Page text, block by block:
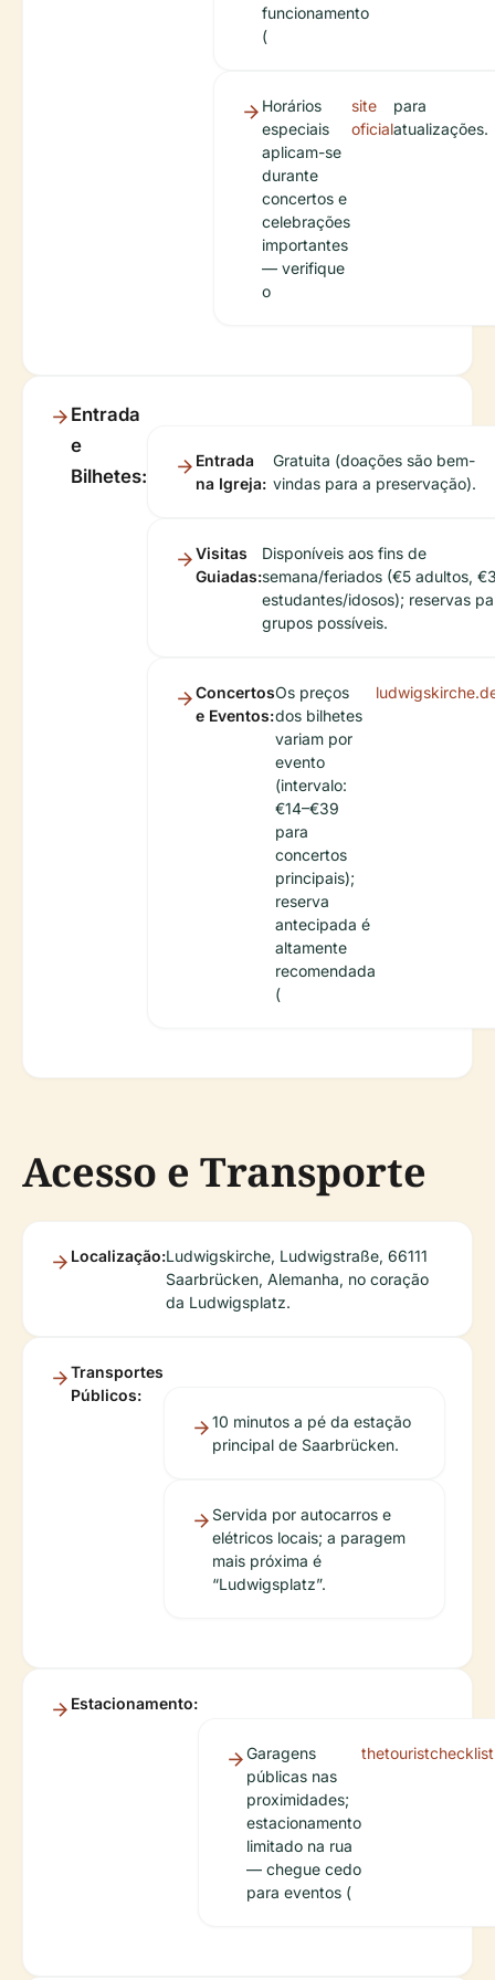
funcionamento
(
Horários
especiais
aplicam-se
durante
concertos e
celebrações
importantes
— verifique
o
site
oficial
para
atualizações.
Entrada
e
Bilhetes:
Entrada
na Igreja:
Gratuita (doações são bem-
vindas para a preservação).
Visitas
Guiadas:
Disponíveis aos fins de
semana/feriados (€5 adultos,
estudantes/idosos); reservas
grupos possíveis.
Concertos
e Eventos:
Os preços
dos bilhetes
variam por
evento
(intervalo:
€14–€39
para
concertos
principais);
reserva
antecipada é
altamente
recomendada
(
Acesso e Transporte
Localização:Ludwigskirche, Ludwigstraße, 66111
Saarbrücken, Alemanha, no coração
da Ludwigsplatz.
Transportes
Públicos:
10 minutos a pé da estação
principal de Saarbrücken.
Servida por autocarros e
elétricos locais; a paragem
mais próxima é
“Ludwigsplatz”.
Estacionamento:
Garagens
públicas nas
proximidades;
estacionamento
limitado na rua
— chegue cedo
para eventos (